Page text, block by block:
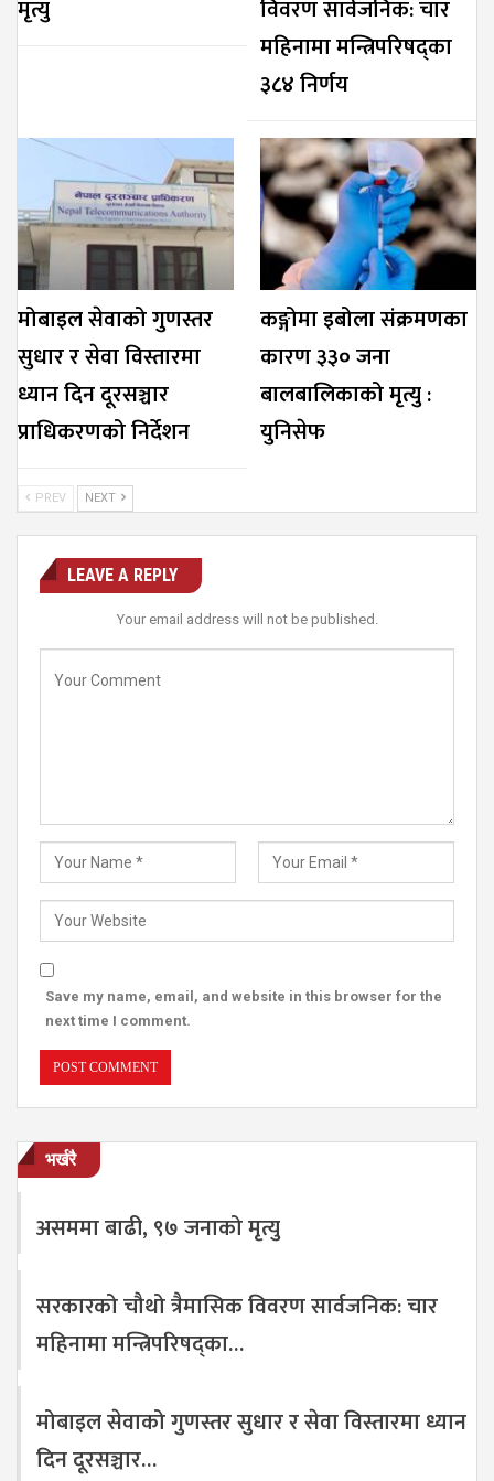
मृत्यु
विवरण सार्वजनिक: चार
महिनामा मन्त्रिपरिषद्का
३८४ निर्णय
मोबाइल सेवाको गुणस्तर
सुधार र सेवा विस्तारमा
ध्यान दिन दूरसञ्चार
प्राधिकरणको निर्देशन
कङ्गोमा इबोला संक्रमणका
कारण ३३० जना
बालबालिकाको मृत्यु :
युनिसेफ
PREV NEXT
LEAVE A REPLY
Your email address will not be published.
Save my name, email, and website in this browser for the
next time I comment.
भर्खरै
असममा बाढी, ९७ जनाको मृत्यु
सरकारको चौथो त्रैमासिक विवरण सार्वजनिक: चार
महिनामा मन्त्रिपरिषद्का…
मोबाइल सेवाको गुणस्तर सुधार र सेवा विस्तारमा ध्यान
दिन दूरसञ्चार…